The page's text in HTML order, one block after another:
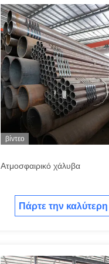
βίντεο
Ατμοσφαιρικό χάλυβα
Πάρτε την καλύτερη